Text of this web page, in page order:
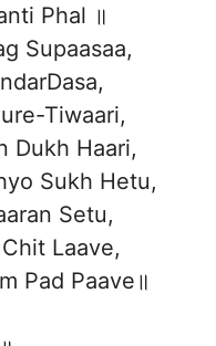
Phal ॥
Supaasaa,
Tiwaari,
Dukh Haari,
Sukh Hetu,
Setu,
Laave,
Pad Paave॥